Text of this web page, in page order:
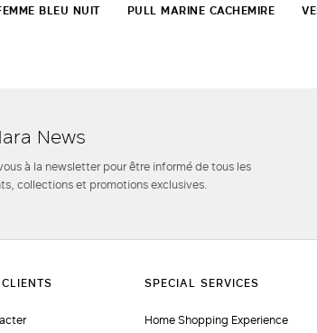
BLEU NUIT PULL MARINE CACHEMIRE
News
à la newsletter pour être informé de tous les
collections et promotions exclusives.
Home Shopping Experience